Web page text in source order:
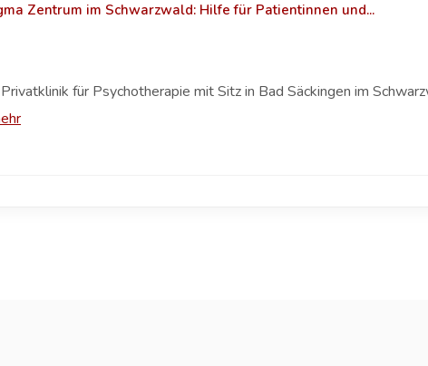
Zentrum im Schwarzwald: Hilfe für Patientinnen und...
für Psychotherapie mit Sitz in Bad Säckingen im